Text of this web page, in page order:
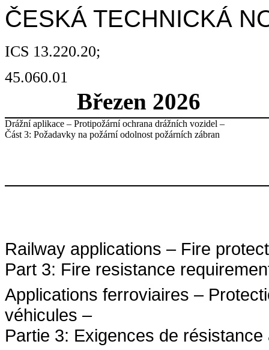
ČESKÁ TECHNICKÁ
ICS 13.220.20;
45.060.01
Březen 2026
Drážní aplikace – Protipožární ochrana drážních vozidel –
Část 3: Požadavky na požární odolnost požárních zábran
Railway applications – Fire
Part 3: Fire resistance
Applications ferroviaires –
véhicules –
Partie 3: Exigences de